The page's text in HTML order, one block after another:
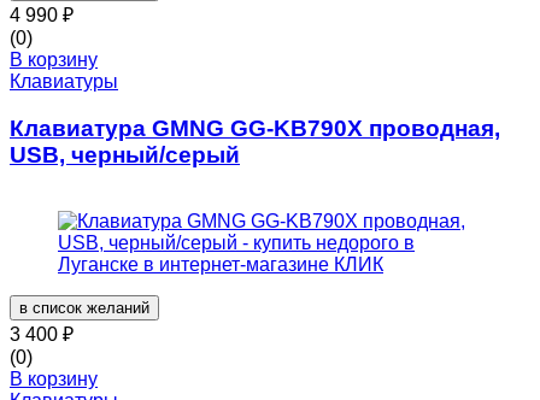
4 990 ₽
(0)
В корзину
Клавиатуры
Клавиатура GMNG GG-KB790X проводная,
USB, черный/серый
в список желаний
3 400 ₽
(0)
В корзину